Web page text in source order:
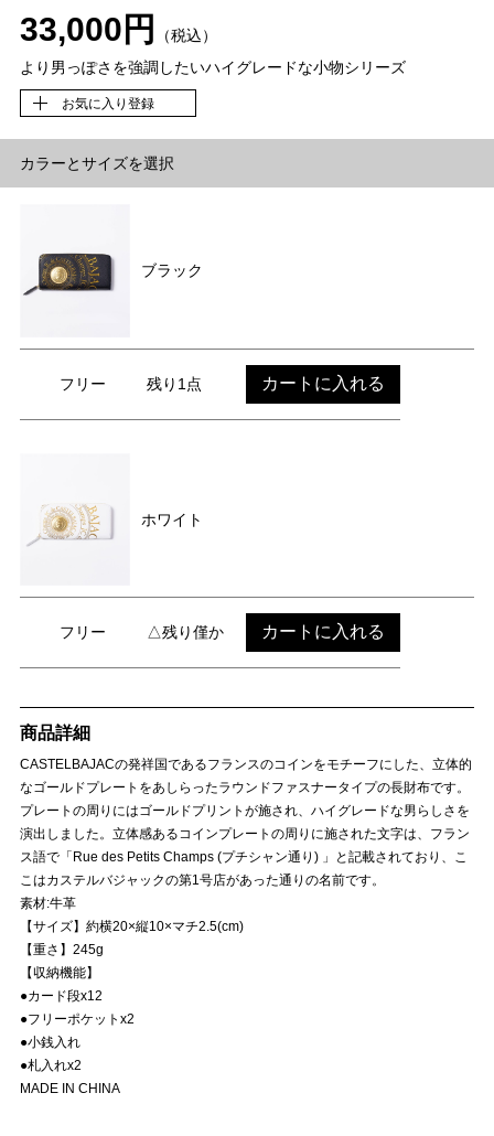
33,000円
（税込）
より男っぽさを強調したいハイグレードな小物シリーズ
お気に入り登録
カラーとサイズを選択
ブラック
フリー 残り1点 カートに入れる
ホワイト
フリー △残り僅か カートに入れる
商品詳細
CASTELBAJACの発祥国であるフランスのコインをモチーフにした、立体的
なゴールドプレートをあしらったラウンドファスナータイプの長財布です。
プレートの周りにはゴールドプリントが施され、ハイグレードな男らしさを
演出しました。立体感あるコインプレートの周りに施された文字は、フラン
ス語で「Rue des Petits Champs (プチシャン通り) 」と記載されており、こ
こはカステルバジャックの第1号店があった通りの名前です。
素材:牛革
【サイズ】約横20×縦10×マチ2.5(cm)
【重さ】245g
【収納機能】
●カード段x12
●フリーポケットx2
●小銭入れ
●札入れx2
MADE IN CHINA